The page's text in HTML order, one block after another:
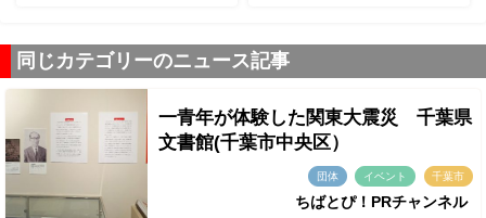
同じカテゴリーのニュース記事
一青年が体験した関東大震災 千葉県
文書館(千葉市中央区）
団体 イベント 千葉市
ちばとぴ！PRチャンネル